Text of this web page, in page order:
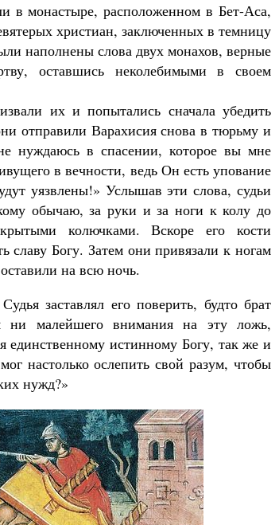
в монастыре, расположенном в Бет-Аса,
христиан, заключенных в темницу
наполнены слова двух монахов, верные
оставшись неколебимыми в своем
их и попытались сначала убедить
отправили Варахисия снова в тюрьму и
нуждаюсь в спасении, которое вы мне
в вечности, ведь Он есть упование
уязвлены!» Услышав эти слова, судьи
обычаю, за руки и за ноги к колу до
колючками. Вскоре его кости
славу Богу. Затем они привязали к ногам
на всю ночь.
заставлял его поверить, будто брат
ни малейшего внимания на эту ложь,
единственному истинному Богу, так же и
настолько ослепить свой разум, чтобы
нужд?»